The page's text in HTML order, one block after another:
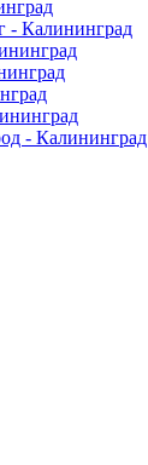
- Калининград
- Калининград